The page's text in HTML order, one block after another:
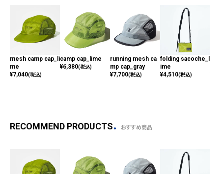
mesh camp cap_li
me
¥7,040(税込)
camp cap_lime
¥6,380(税込)
running mesh ca
mp cap_gray
¥7,700(税込)
folding sacoche_l
ime
¥4,510(税込)
RECOMMEND PRODUCTS おすすめ商品